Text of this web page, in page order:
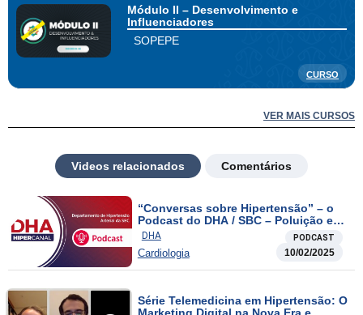
Módulo II – Desenvolvimento e
Influenciadores
SOPEPE
CURSO
VER MAIS CURSOS
Videos relacionados Comentários
“Conversas sobre Hipertensão” – o
Podcast do DHA / SBC – Poluição e
hipertensão
DHA PODCAST
Cardiologia 10/02/2025
Série Telemedicina em Hipertensão: O
Marketing Digital na Nova Era e